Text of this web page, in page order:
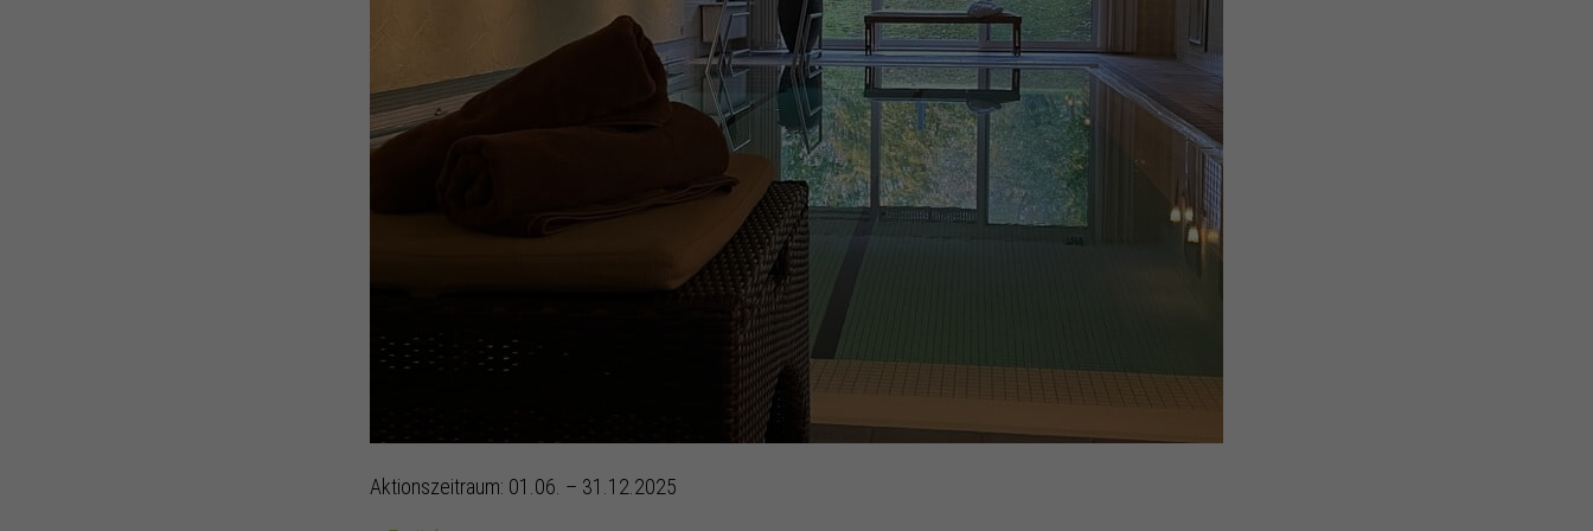
Aktionszeitraum: 01.06. – 31.12.2025